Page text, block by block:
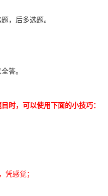
，后多选题。
答。
时，可以使用下面的小技巧：
凭感觉；